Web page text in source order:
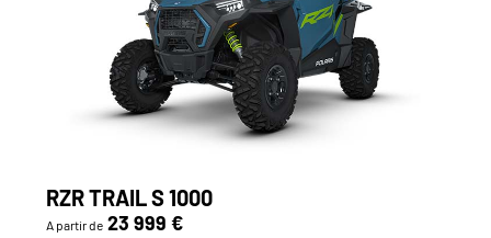
RZR TRAIL S 1000
A partir de 23 999 €